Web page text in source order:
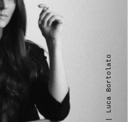
| Luca Bortolato